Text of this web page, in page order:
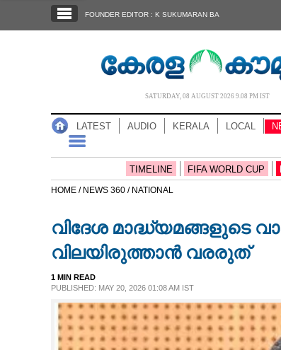
NOTIFIED NEWS
NEWS 360
CASE DIARY
FOUNDER EDITOR : K SUKUMARAN BA
SATURDAY, 08 AUGUST 2026 9.08 PM IST
LATEST AUDIO KERALA LOCAL
TIMELINE FIFA WORLD CUP
HOME / NEWS 360 / NATIONAL
വിദേശ മാദ്ധ്യമങ്ങളുടെ
വിലയിരുത്താൻ വരരുത്
1 MIN READ
PUBLISHED: MAY 20, 2026 01:08 AM IST